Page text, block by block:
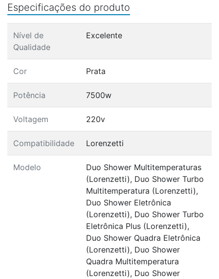
Especificações do produto
Nível de
Qualidade
Excelente
Cor Prata
Potência 7500w
Voltagem 220v
Compatibilidade Lorenzetti
Modelo
Duo Shower Multitemperaturas
(Lorenzetti), Duo Shower Turbo
Multitemperatura (Lorenzetti),
Duo Shower Eletrônica
(Lorenzetti), Duo Shower Turbo
Eletrônica Plus (Lorenzetti),
Duo Shower Quadra Eletrônica
(Lorenzetti), Duo Shower
Quadra Multitemperatura
(Lorenzetti), Duo Shower